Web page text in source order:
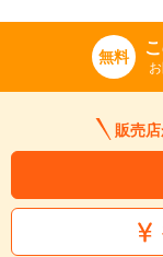
無料
販売